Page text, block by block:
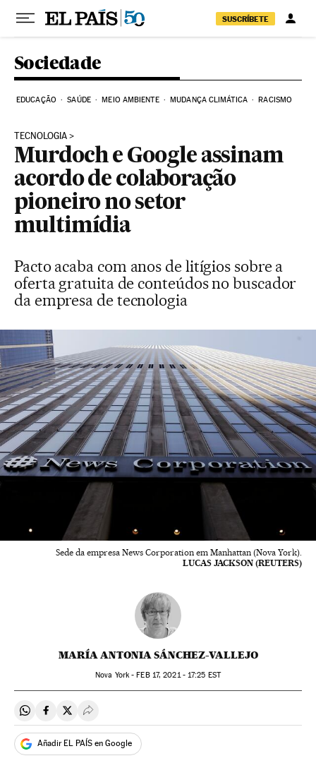
Pular para o conteúdo
SUSCRÍBETE
Sociedade
EDUCAÇÃO SAÚDE MEIO AMBIENTE MUDANÇA CLIMÁTICA RACISMO
TECNOLOGIA
Murdoch e Google assinam
acordo de colaboração
pioneiro no setor
multimídia
Pacto acaba com anos de litígios sobre a
oferta gratuita de conteúdos no buscador
da empresa de tecnologia
Sede da empresa News Corporation em Manhattan (Nova York).
LUCAS JACKSON (REUTERS)
MARÍA ANTONIA SÁNCHEZ-VALLEJO
Nova York -FEB17, 2021 - 17:25 EST
Compartir en Whatsapp
Compartir en Facebook
Compartir en Twitter
Desplegar Redes Sociales
Añadir EL PAÍS en Google